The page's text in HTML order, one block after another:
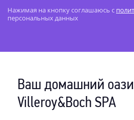
Нажимая на кнопку соглашаюсь с
персональных данных
Ваш домашний
Villeroy&Boch SPA